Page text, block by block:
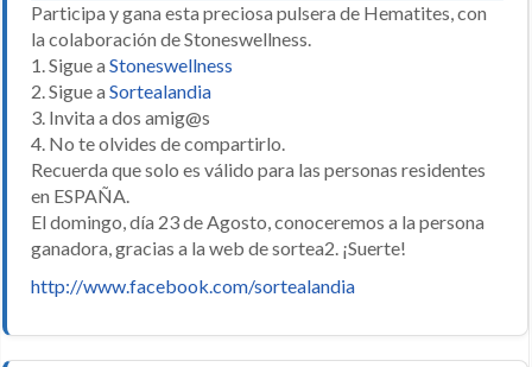
Participa y gana esta preciosa pulsera de Hematites, con
la colaboración de Stoneswellness.
1. Sigue a Stoneswellness
2. Sigue a Sortealandia
3. Invita a dos amig@s
4. No te olvides de compartirlo.
Recuerda que solo es válido para las personas residentes
en ESPAÑA.
El domingo, día 23 de Agosto, conoceremos a la persona
ganadora, gracias a la web de sortea2. ¡Suerte!
http://www.facebook.com/sortealandia